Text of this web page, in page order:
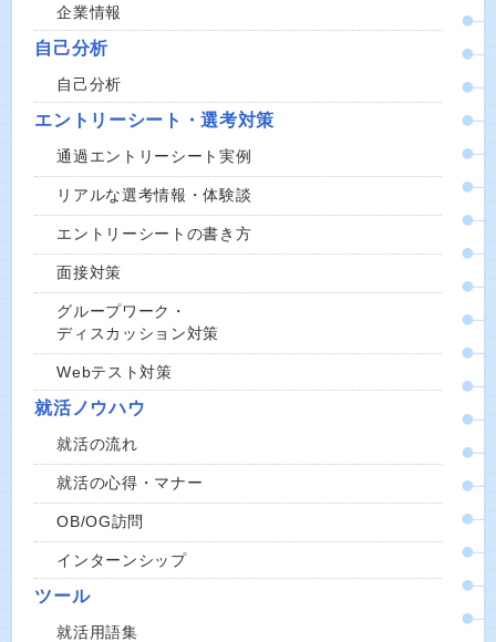
企業情報
自己分析
自己分析
エントリーシート・選考対策
通過エントリーシート実例
リアルな選考情報・体験談
エントリーシートの書き方
面接対策
グループワーク・
ディスカッション対策
Webテスト対策
就活ノウハウ
就活の流れ
就活の心得・マナー
OB/OG訪問
インターンシップ
ツール
就活用語集